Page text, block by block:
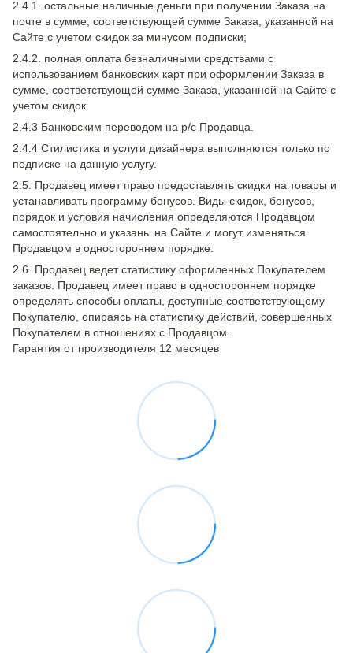
2.4.1. остальные наличные деньги при получении Заказа на
почте в сумме, соответствующей сумме Заказа, указанной на
Сайте с учетом скидок за минусом подписки;
2.4.2. полная оплата безналичными средствами с
использованием банковских карт при оформлении Заказа в
сумме, соответствующей сумме Заказа, указанной на Сайте с
учетом скидок.
2.4.3 Банковским переводом на р/с Продавца.
2.4.4 Стилистика и услуги дизайнера выполняются только по
подписке на данную услугу.
2.5. Продавец имеет право предоставлять скидки на товары и
устанавливать программу бонусов. Виды скидок, бонусов,
порядок и условия начисления определяются Продавцом
самостоятельно и указаны на Сайте и могут изменяться
Продавцом в одностороннем порядке.
2.6. Продавец ведет статистику оформленных Покупателем
заказов. Продавец имеет право в одностороннем порядке
определять способы оплаты, доступные соответствующему
Покупателю, опираясь на статистику действий, совершенных
Покупателем в отношениях с Продавцом.
Гарантия от производителя 12 месяцев